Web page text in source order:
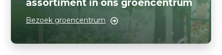
assortiment in ons groencentrum
Bezoek groencentrum